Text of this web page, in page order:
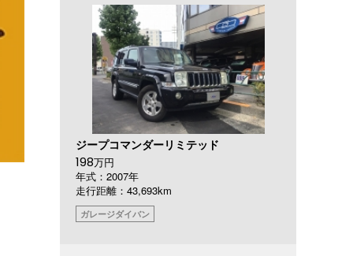
ジープコマンダーリミテッド
198万円
年式：2007年
走行距離：43,693km
ガレージダイバン